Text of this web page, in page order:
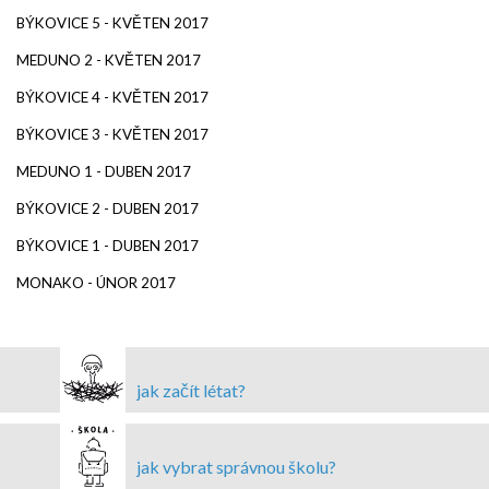
BÝKOVICE 5 - KVĚTEN 2017
MEDUNO 2 - KVĚTEN 2017
BÝKOVICE 4 - KVĚTEN 2017
BÝKOVICE 3 - KVĚTEN 2017
MEDUNO 1 - DUBEN 2017
BÝKOVICE 2 - DUBEN 2017
BÝKOVICE 1 - DUBEN 2017
MONAKO - ÚNOR 2017
jak začít létat?
jak vybrat správnou školu?